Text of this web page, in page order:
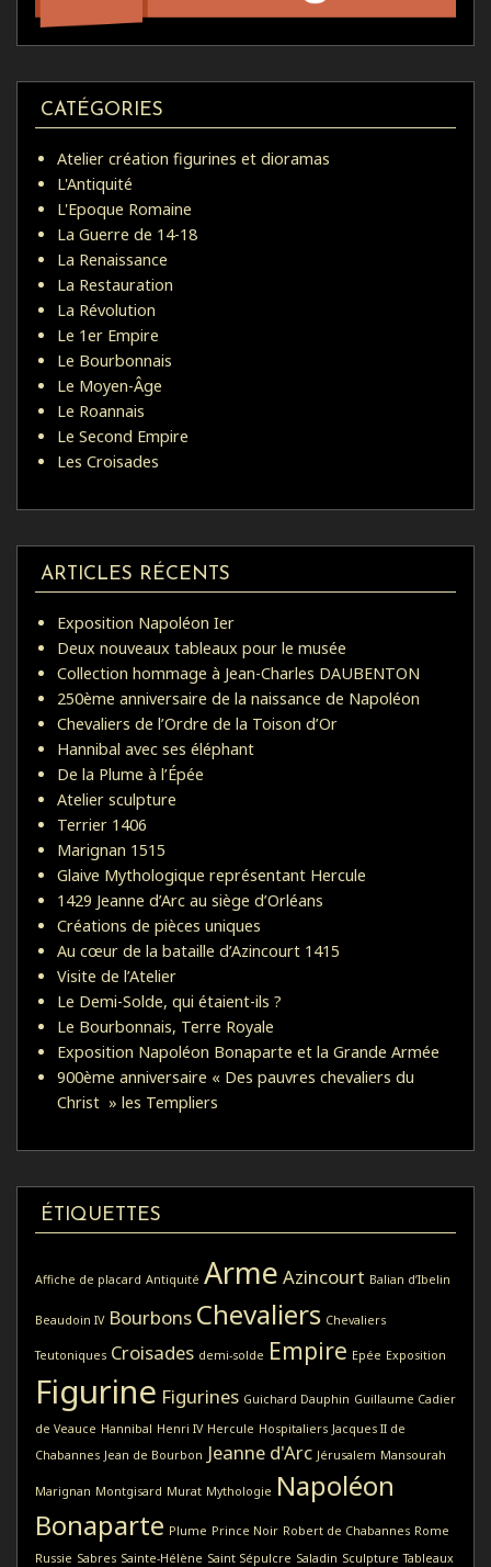
CATÉGORIES
Atelier création figurines et dioramas
L'Antiquité
L'Epoque Romaine
La Guerre de 14-18
La Renaissance
La Restauration
La Révolution
Le 1er Empire
Le Bourbonnais
Le Moyen-Âge
Le Roannais
Le Second Empire
Les Croisades
ARTICLES RÉCENTS
Exposition Napoléon Ier
Deux nouveaux tableaux pour le musée
Collection hommage à Jean-Charles DAUBENTON
250ème anniversaire de la naissance de Napoléon
Chevaliers de l’Ordre de la Toison d’Or
Hannibal avec ses éléphant
De la Plume à l’Épée
Atelier sculpture
Terrier 1406
Marignan 1515
Glaive Mythologique représentant Hercule
1429 Jeanne d’Arc au siège d’Orléans
Créations de pièces uniques
Au cœur de la bataille d’Azincourt 1415
Visite de l’Atelier
Le Demi-Solde, qui étaient-ils ?
Le Bourbonnais, Terre Royale
Exposition Napoléon Bonaparte et la Grande Armée
900ème anniversaire « Des pauvres chevaliers du
Christ » les Templiers
ÉTIQUETTES
Affiche de placard Antiquité Arme Azincourt Balian d’Ibelin
Beaudoin IV Bourbons Chevaliers Chevaliers
Teutoniques Croisades demi-solde Empire Epée Exposition
Figurine Figurines Guichard Dauphin Guillaume Cadier
de Veauce Hannibal Henri IV Hercule Hospitaliers Jacques II de
Chabannes Jean de Bourbon Jeanne d'Arc Jérusalem Mansourah
Marignan Montgisard Murat Mythologie Napoléon
Bonaparte Plume Prince Noir Robert de Chabannes Rome
Russie Sabres Sainte-Hélène Saint Sépulcre Saladin Sculpture Tableaux